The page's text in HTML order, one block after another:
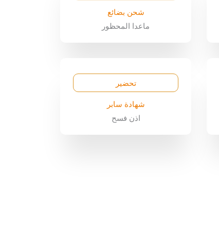
شحن بضائع
ماعدا المحظور
تحضير
شهادة سابر
اذن فسح